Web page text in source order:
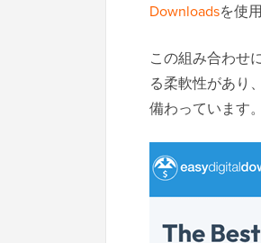
Downloadsを使
この組み合わせ
る柔軟性があり
備わっています。